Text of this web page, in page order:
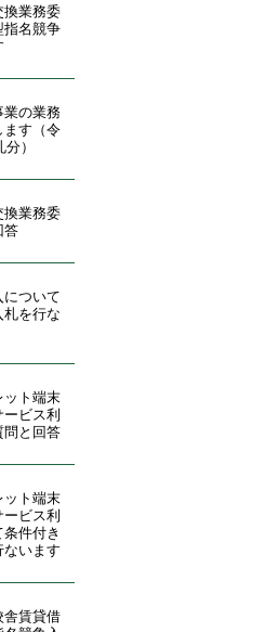
換業務委
指名競争
業の業務
ます（令
）
換業務委
答
ついて
を行な
ット端末
ビス利
問と回答
ット端末
ビス利
件付き
います
舎賃貸借